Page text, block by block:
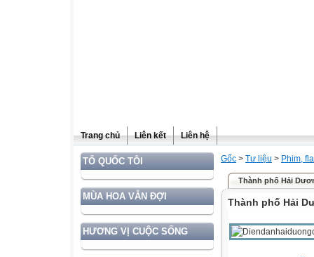
Trang chủ Liên kết Liên hệ
TỔ QUỐC TÔI
MÙA HOA VẪN ĐỢI
HƯƠNG VỊ CUỘC SỐNG
Gốc > Tư liệu > Phim,
Thành phố Hải
Thành phố Hải